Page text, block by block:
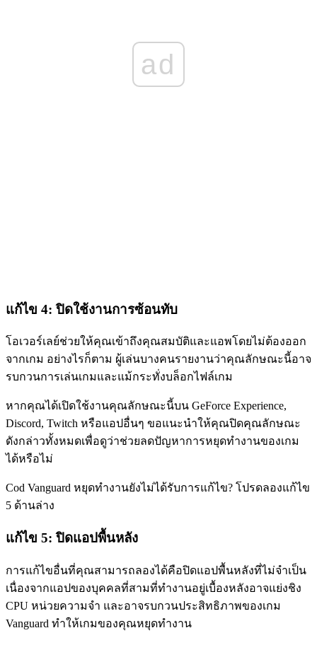
ad
แก้ไข 4: ปิดใช้งานการซ้อนทับ
โอเวอร์เลย์ช่วยให้คุณเข้าถึงคุณสมบัติและแอพโดยไม่ต้องออก
จากเกม อย่างไรก็ตาม ผู้เล่นบางคนรายงานว่าคุณลักษณะนี้อาจ
รบกวนการเล่นเกมและแม้กระทั่งบล็อกไฟล์เกม
หากคุณได้เปิดใช้งานคุณลักษณะนี้บน GeForce Experience,
Discord, Twitch หรือแอปอื่นๆ ขอแนะนำให้คุณปิดคุณลักษณะ
ดังกล่าวทั้งหมดเพื่อดูว่าช่วยลดปัญหาการหยุดทำงานของเกม
ได้หรือไม่
Cod Vanguard หยุดทำงานยังไม่ได้รับการแก้ไข? โปรดลองแก้ไข
5 ด้านล่าง
แก้ไข 5: ปิดแอปพื้นหลัง
การแก้ไขอื่นที่คุณสามารถลองได้คือปิดแอปพื้นหลังที่ไม่จำเป็น
เนื่องจากแอปของบุคคลที่สามที่ทำงานอยู่เบื้องหลังอาจแย่งชิง
CPU หน่วยความจำ และอาจรบกวนประสิทธิภาพของเกม
Vanguard ทำให้เกมของคุณหยุดทำงาน